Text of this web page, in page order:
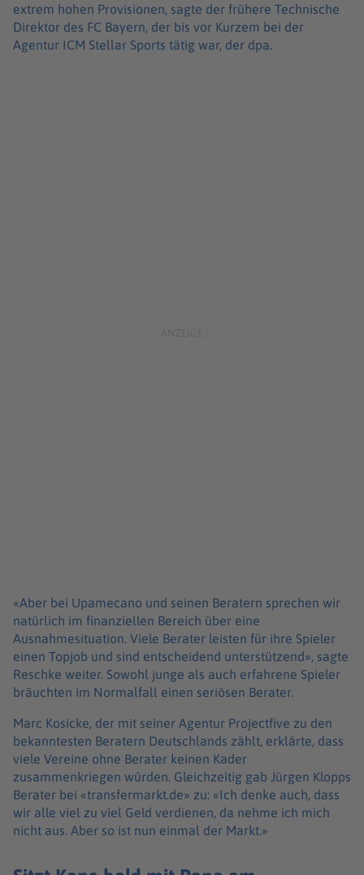
extrem hohen Provisionen, sagte der frühere Technische
Direktor des FC Bayern, der bis vor Kurzem bei der
Agentur ICM Stellar Sports tätig war, der dpa.
«Aber bei Upamecano und seinen Beratern sprechen wir
natürlich im finanziellen Bereich über eine
Ausnahmesituation. Viele Berater leisten für ihre Spieler
einen Topjob und sind entscheidend unterstützend», sagte
Reschke weiter. Sowohl junge als auch erfahrene Spieler
bräuchten im Normalfall einen seriösen Berater.
Marc Kosicke, der mit seiner Agentur Projectfive zu den
bekanntesten Beratern Deutschlands zählt, erklärte, dass
viele Vereine ohne Berater keinen Kader
zusammenkriegen würden. Gleichzeitig gab Jürgen Klopps
Berater bei «transfermarkt.de» zu: «Ich denke auch, dass
wir alle viel zu viel Geld verdienen, da nehme ich mich
nicht aus. Aber so ist nun einmal der Markt.»